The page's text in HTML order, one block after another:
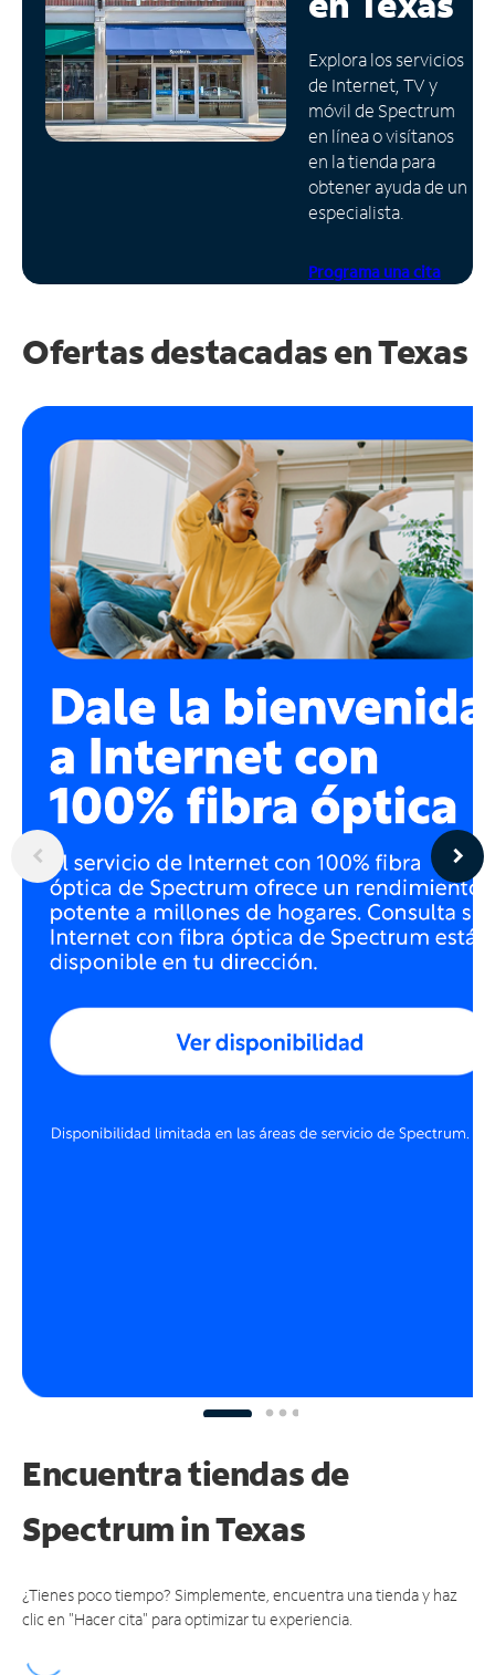
Administrar
cuenta
Encuentra
una
tienda
Explora los servicios
de Internet, TV y
móvil de Spectrum
en línea o visítanos
en la tienda para
obtener ayuda de un
especialista.
Programa una cita
Ofertas destacadas enTexas
Encuentra tiendas de
Spectrumin Texas
¿Tienes poco tiempo? Simplemente, encuentra una tienda y haz
clic en "Hacer cita" para optimizar tu experiencia.